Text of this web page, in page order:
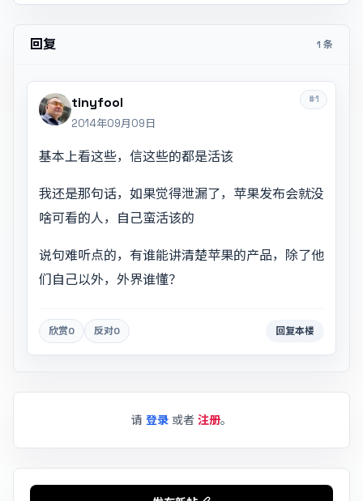
回复 1 条
#1
tinyfool
2014年09月09日
基本上看这些，信这些的都是活该
我还是那句话，如果觉得泄漏了，苹果发布会就没
啥可看的人，自己蛮活该的
说句难听点的，有谁能讲清楚苹果的产品，除了他
们自己以外，外界谁懂？
欣赏0 反对0 回复本楼
请 登录 或者 注册。